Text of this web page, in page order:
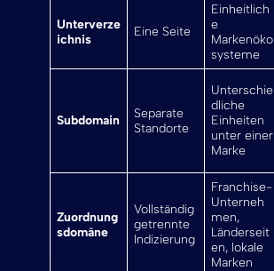
Unterverze
ichnis
Eine Seite
Einheitlich
e
Markenöko
systeme
Subdomain
Separate
Standorte
Unterschie
dliche
Einheiten
unter einer
Marke
Zuordnung
sdomäne
Vollständig
getrennte
Indizierung
Franchise-
Unterneh
men,
Länderseit
en, lokale
Marken